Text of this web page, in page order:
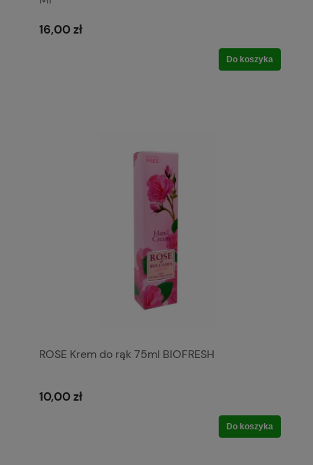
16,00 zł
Do koszyka
ROSE Krem do rąk 75ml BIOFRESH
10,00 zł
Do koszyka